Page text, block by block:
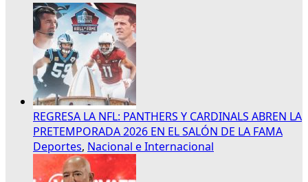
REGRESA LA NFL: PANTHERS Y CARDINALS ABREN LA
PRETEMPORADA 2026 EN EL SALÓN DE LA FAMA
Deportes, Nacional e Internacional